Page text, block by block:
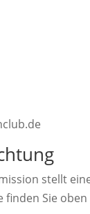
stellt
finden Sie